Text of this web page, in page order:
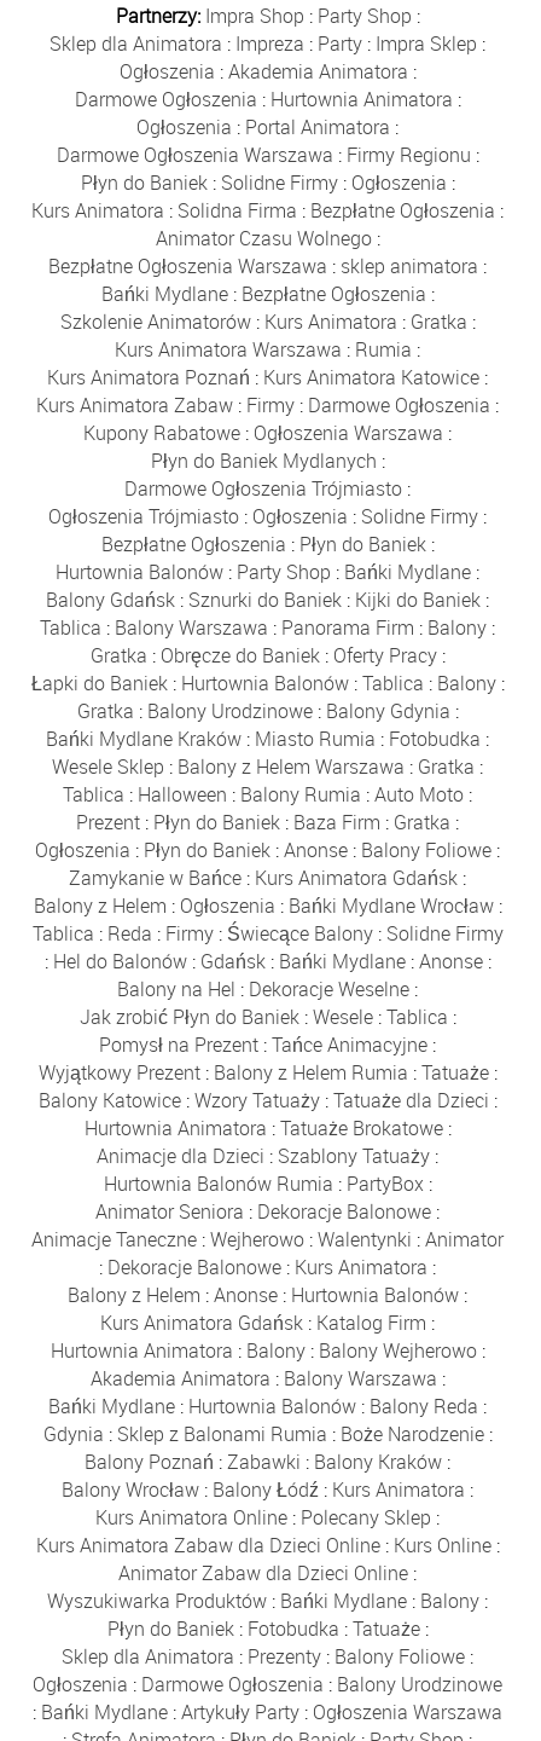
Partnerzy: Impra Shop : Party Shop :
Sklep dla Animatora : Impreza : Party : Impra Sklep :
Ogłoszenia :Akademia Animatora :
Darmowe Ogłoszenia : Hurtownia Animatora :
Ogłoszenia : Portal Animatora :
Darmowe Ogłoszenia Warszawa : Firmy Regionu :
Płyn do Baniek: Solidne Firmy: Ogłoszenia :
Kurs Animatora : Solidna Firma : Bezpłatne Ogłoszenia :
Animator Czasu Wolnego:
Bezpłatne Ogłoszenia Warszawa : sklep animatora :
Bańki Mydlane: Bezpłatne Ogłoszenia :
Szkolenie Animatorów: Kurs Animatora : Gratka :
Kurs Animatora Warszawa : Rumia :
Kurs Animatora Poznań : Kurs Animatora Katowice :
Kurs Animatora Zabaw : Firmy : Darmowe Ogłoszenia :
Kupony Rabatowe : Ogłoszenia Warszawa :
Płyn do Baniek Mydlanych :
Darmowe Ogłoszenia Trójmiasto :
Ogłoszenia Trójmiasto : Ogłoszenia : Solidne Firmy :
Bezpłatne Ogłoszenia : Płyn do Baniek:
Hurtownia Balonów : Party Shop : Bańki Mydlane :
Balony Gdańsk : Sznurki do Baniek : Kijki do Baniek :
Tablica : Balony Warszawa : Panorama Firm : Balony :
Gratka : Obręcze do Baniek: Oferty Pracy:
Łapki do Baniek: Hurtownia Balonów:Tablica : Balony:
Gratka : Balony Urodzinowe: Balony Gdynia :
Bańki Mydlane Kraków : Miasto Rumia : Fotobudka :
Wesele Sklep : Balony z Helem Warszawa : Gratka :
Tablica : Halloween : Balony Rumia :Auto Moto :
Prezent : Płyn do Baniek : Baza Firm : Gratka :
Ogłoszenia : Płyn do Baniek :Anonse : Balony Foliowe :
Zamykanie w Bańce : Kurs Animatora Gdańsk :
Balony z Helem : Ogłoszenia : Bańki Mydlane Wrocław:
Tablica : Reda : Firmy: Świecące Balony: Solidne Firmy
: Hel do Balonów: Gdańsk: Bańki Mydlane:Anonse:
Balony na Hel : Dekoracje Weselne :
Jak zrobić Płyn do Baniek:Wesele:Tablica :
Pomysł na Prezent :Tańce Animacyjne :
Wyjątkowy Prezent: Balony z Helem Rumia :Tatuaże:
Balony Katowice:Wzory Tatuaży:Tatuaże dla Dzieci :
Hurtownia Animatora :Tatuaże Brokatowe:
Animacje dla Dzieci : Szablony Tatuaży :
Hurtownia Balonów Rumia : PartyBox:
Animator Seniora : Dekoracje Balonowe :
Animacje Taneczne :Wejherowo :Walentynki :Animator
: Dekoracje Balonowe : Kurs Animatora :
Balony z Helem :Anonse : Hurtownia Balonów :
Kurs Animatora Gdańsk : Katalog Firm :
Hurtownia Animatora : Balony: Balony Wejherowo:
Akademia Animatora : Balony Warszawa :
Bańki Mydlane : Hurtownia Balonów : Balony Reda :
Gdynia : Sklep z Balonami Rumia : Boże Narodzenie:
Balony Poznań :Zabawki : Balony Kraków :
Balony Wrocław : Balony Łódź : Kurs Animatora :
Kurs Animatora Online : Polecany Sklep :
Kurs Animatora Zabaw dla Dzieci Online: Kurs Online:
Animator Zabaw dla Dzieci Online :
Wyszukiwarka Produktów : Bańki Mydlane : Balony :
Płyn do Baniek: Fotobudka :Tatuaże:
Sklep dla Animatora : Prezenty : Balony Foliowe :
Ogłoszenia : Darmowe Ogłoszenia : Balony Urodzinowe
: Bańki Mydlane :Artykuły Party : Ogłoszenia Warszawa